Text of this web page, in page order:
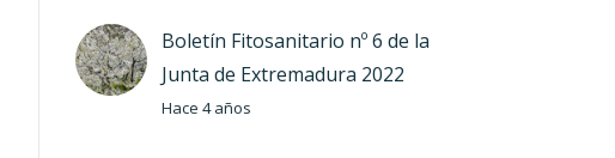
Boletín Fitosanitario nº 6 de la
Junta de Extremadura 2022
Hace 4 años